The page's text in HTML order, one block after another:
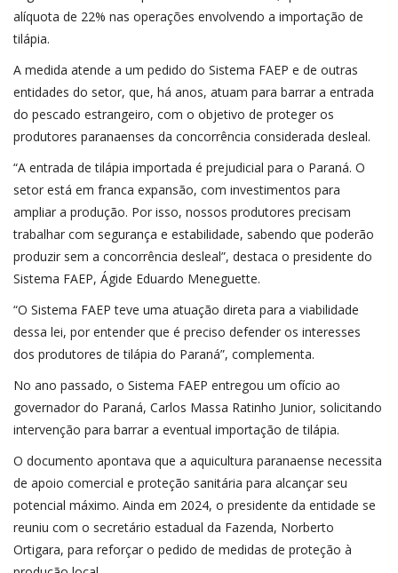
alíquota de 22% nas operações envolvendo a importação de
tilápia.
A medida atende a um pedido do Sistema FAEP e de outras
entidades do setor, que, há anos, atuam para barrar a entrada
do pescado estrangeiro, com o objetivo de proteger os
produtores paranaenses da concorrência considerada desleal.
“A entrada de tilápia importada é prejudicial para o Paraná. O
setor está em franca expansão, com investimentos para
ampliar a produção. Por isso, nossos produtores precisam
trabalhar com segurança e estabilidade, sabendo que poderão
produzir sem a concorrência desleal”, destaca o presidente do
Sistema FAEP, Ágide Eduardo Meneguette.
“O Sistema FAEP teve uma atuação direta para a viabilidade
dessa lei, por entender que é preciso defender os interesses
dos produtores de tilápia do Paraná”, complementa.
No ano passado, o Sistema FAEP entregou um ofício ao
governador do Paraná, Carlos Massa Ratinho Junior, solicitando
intervenção para barrar a eventual importação de tilápia.
O documento apontava que a aquicultura paranaense necessita
de apoio comercial e proteção sanitária para alcançar seu
potencial máximo. Ainda em 2024, o presidente da entidade se
reuniu com o secretário estadual da Fazenda, Norberto
Ortigara, para reforçar o pedido de medidas de proteção à